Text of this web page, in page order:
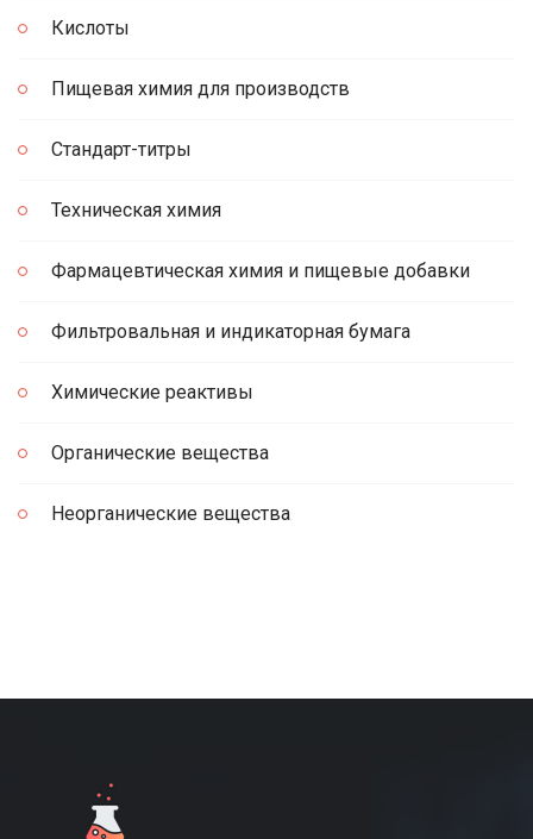
Кислоты
Пищевая химия для производств
Стандарт-титры
Техническая химия
Фармацевтическая химия и пищевые добавки
Фильтровальная и индикаторная бумага
Химические реактивы
Органические вещества
Неорганические вещества